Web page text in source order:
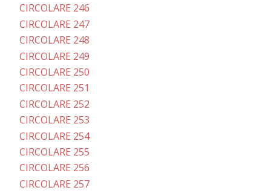
CIRCOLARE 246
CIRCOLARE 247
CIRCOLARE 248
CIRCOLARE 249
CIRCOLARE 250
CIRCOLARE 251
CIRCOLARE 252
CIRCOLARE 253
CIRCOLARE 254
CIRCOLARE 255
CIRCOLARE 256
CIRCOLARE 257